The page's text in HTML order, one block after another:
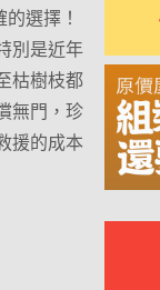
選擇！
別是近年
枯樹枝都
無門，珍
援的成本